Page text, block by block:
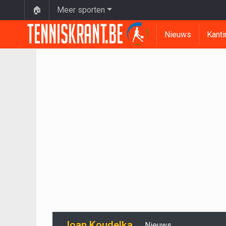
🏠 Meer sporten
Nieuws